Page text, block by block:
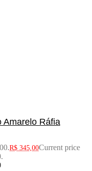
Amarelo Ráfia
R$ 345,00Current price